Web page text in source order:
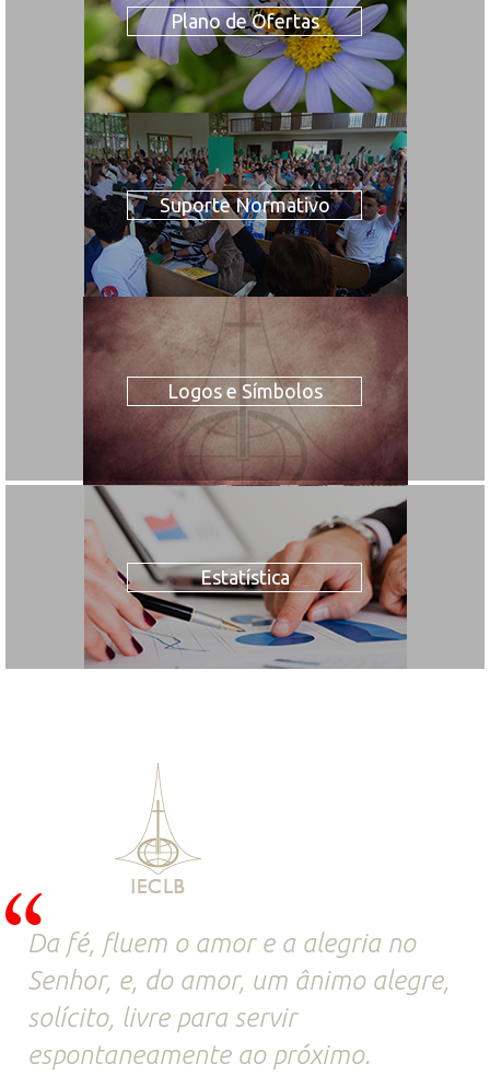
Plano de Ofertas
Suporte Normativo
Logos e Símbolos
Estatística
Da fé, fluem o amor e a alegria no
Senhor, e, do amor, um ânimo alegre,
solícito, livre para servir
espontaneamente ao próximo.